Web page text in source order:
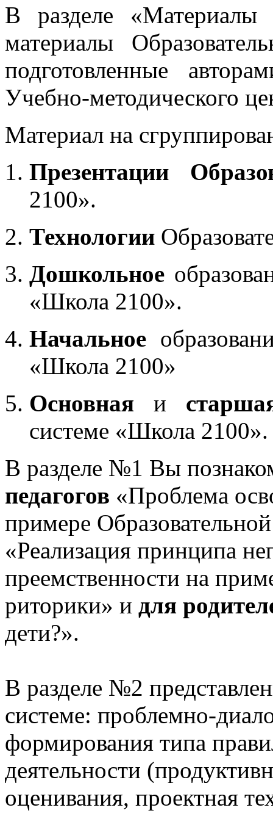
В разделе «Материалы
материалы
подготовленные
Учебно-методического
Материал на
Презентации
2100».
Технологии
Дошкольное
«Школа 2100».
Начальное
«Школа 2100»
Основная и
системе «Школа 2100».
В разделе №1 Вы
педагогов «Проблема
примере
«Реализация принципа
преемственности на
риторики» и для
дети?».
В разделе №2
системе: проблемно-
формирования типа
деятельности
оценивания, проектная